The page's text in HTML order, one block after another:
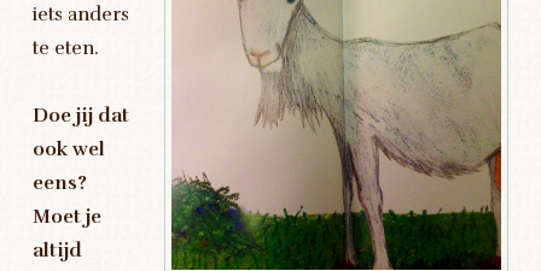
iets anders
te eten.
Doe jij dat
ook wel
eens?
Moet je
altijd